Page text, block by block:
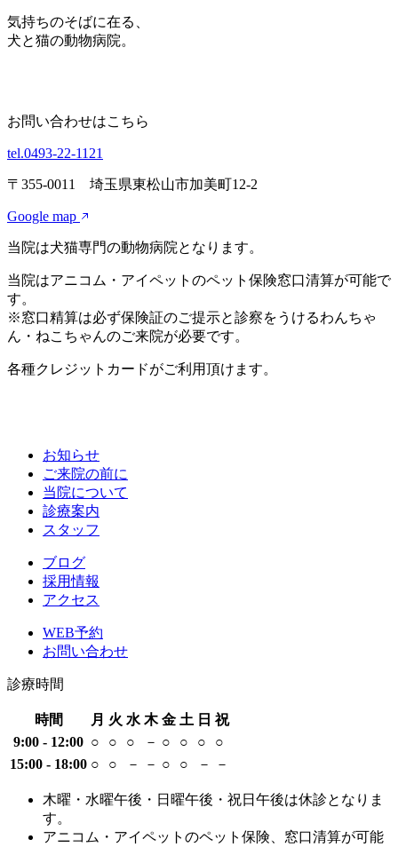
気持ちのそばに在る、
犬と猫の動物病院。
お問い合わせはこちら
tel.0493-22-1121
〒355-0011 埼玉県東松山市加美町12-2
Google map
当院は犬猫専門の動物病院となります。
当院はアニコム・アイペットのペット保険窓口清算が可能で
す。
※窓口精算は必ず保険証のご提示と診察をうけるわんちゃ
ん・ねこちゃんのご来院が必要です。
各種クレジットカードがご利用頂けます。
お知らせ
ご来院の前に
当院について
診療案内
スタッフ
ブログ
採用情報
アクセス
WEB予約
お問い合わせ
診療時間
時間 月 火 水 木 金 土 日 祝
9:00 - 12:00 ○ ○ ○ － ○ ○ ○
○
15:00 - 18:00 ○ ○ － － ○ ○ － －
木曜・水曜午後・日曜午後・祝日午後は休診となりま
す。
アニコム・アイペットのペット保険、窓口清算が可能